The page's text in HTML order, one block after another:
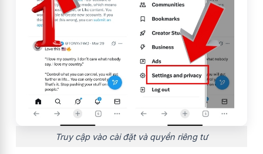
Truy cập vào cài đặt và quyền riêng tư